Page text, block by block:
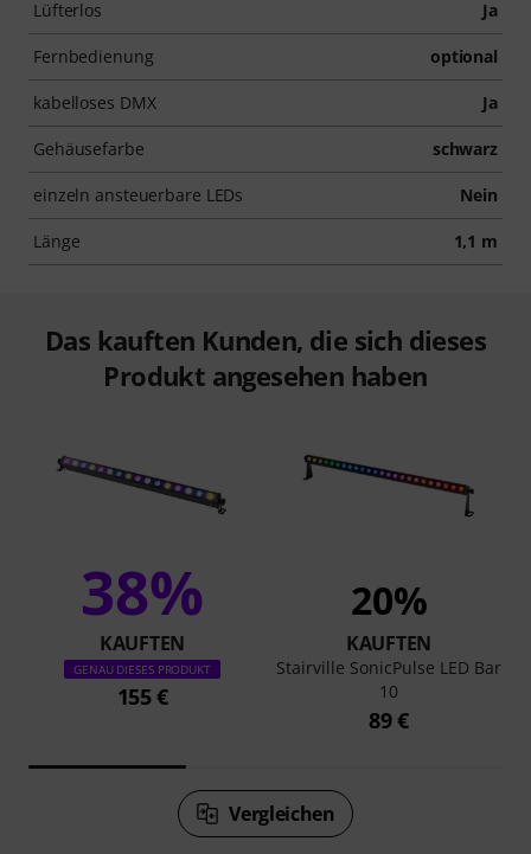
Lüfterlos Ja
Fernbedienung optional
kabelloses DMX Ja
Gehäusefarbe schwarz
einzeln ansteuerbare LEDs Nein
Länge 1,1 m
Das kauften Kunden, die sich dieses
Produkt angesehen haben
38%
KAUFTEN
GENAU DIESES PRODUKT
155 €
20%
KAUFTEN
Stairville SonicPulse LED Bar
10
89 €
Vergleichen